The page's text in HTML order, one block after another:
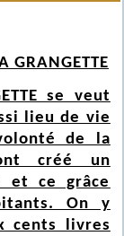
GRANGETTE
se veut
lieu de vie
de la
créé un
et ce grâce
On y
cents livres